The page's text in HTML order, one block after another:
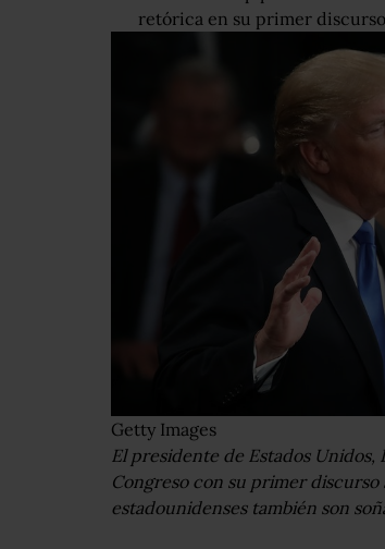
retórica en su primer
Getty Images
El presidente de Estados
Congreso con su primer discurso
estadounidenses también son